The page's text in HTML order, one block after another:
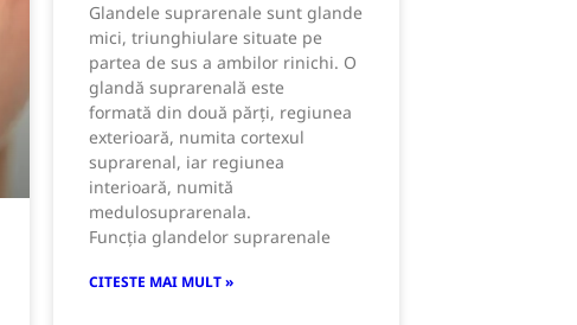
Glandele suprarenale sunt glande
mici, triunghiulare situate pe
partea de sus a ambilor rinichi. O
glandă suprarenală este
formată din două părți, regiunea
exterioară, numita cortexul
suprarenal, iar regiunea
interioară, numită
medulosuprarenala.
Funcția glandelor suprarenale
CITESTE MAI MULT »